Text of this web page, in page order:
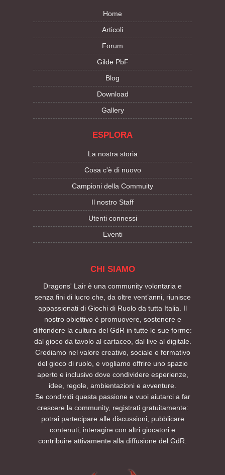
Home
Articoli
Forum
Gilde PbF
Blog
Download
Gallery
ESPLORA
La nostra storia
Cosa c'è di nuovo
Campioni della Commuity
Il nostro Staff
Utenti connessi
Eventi
CHI SIAMO
Dragons' Lair è una community volontaria e
senza fini di lucro che, da oltre vent’anni, riunisce
appassionati di Giochi di Ruolo da tutta Italia. Il
nostro obiettivo è promuovere, sostenere e
diffondere la cultura del GdR in tutte le sue forme:
dal gioco da tavolo al cartaceo, dal live al digitale.
Crediamo nel valore creativo, sociale e formativo
del gioco di ruolo, e vogliamo offrire uno spazio
aperto e inclusivo dove condividere esperienze,
idee, regole, ambientazioni e avventure.
Se condividi questa passione e vuoi aiutarci a far
crescere la community, registrati gratuitamente:
potrai partecipare alle discussioni, pubblicare
contenuti, interagire con altri giocatori e
contribuire attivamente alla diffusione del GdR.